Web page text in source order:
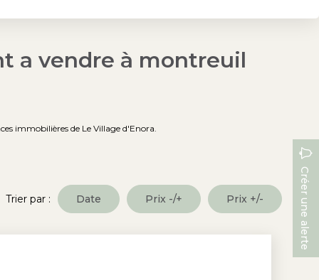
a vendre à montreuil
immobilières de Le Village d'Enora.
Créer une alerte
Trier par : Date Prix -/+ Prix +/-